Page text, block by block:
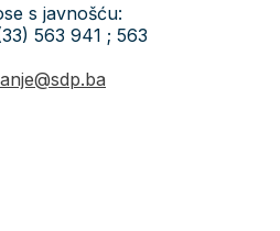
s javnošću:
563 941 ; 563